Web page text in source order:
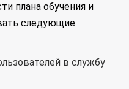
плана обучения и
следующие
в службу